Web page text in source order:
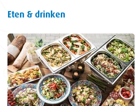
Eten & drinken